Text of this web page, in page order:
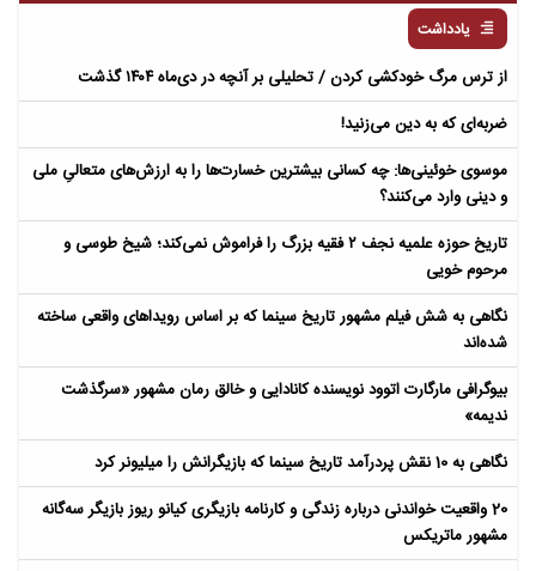
یادداشت
از ترس مرگ خودکشی کردن / تحلیلی بر آنچه در دی‌ماه ۱۴۰۴ گذشت
ضربه‌ای که به دین می‌زنید!
موسوی خوئینی‌ها: چه کسانی بیشترین خسارت‌ها را به ارزش‌های متعالیِ ملی
و دینی وارد می‌کنند؟
تاریخ حوزه علمیه نجف ۲ فقیه بزرگ را فراموش نمی‌کند؛ شیخ طوسی و
مرحوم خویی
نگاهی به شش فیلم مشهور تاریخ سینما که بر اساس رویداهای واقعی ساخته
شده‌اند
بیوگرافی مارگارت اتوود نویسنده کانادایی و خالق رمان مشهور «سرگذشت
ندیمه»
نگاهی به 10 نقش پردرآمد تاریخ سینما که بازیگرانش را میلیونر کرد
20 واقعیت خواندنی درباره زندگی و کارنامه بازیگری کیانو ریوز بازیگر سه‌گانه
مشهور ماتریکس